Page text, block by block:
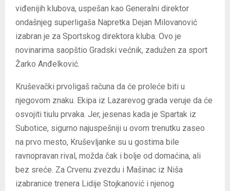
viđenijih klubova, uspešan kao Generalni direktor
ondašnjeg superligaša Napretka Dejan Milovanović
izabran je za Sportskog direktora kluba. Ovo je
novinarima saopštio Gradski većnik, zadužen za sport
Žarko Anđelković.
Kruševački prvoligaš računa da će proleće biti u
njegovom znaku. Ekipa iz Lazarevog grada veruje da će
osvojiti tiulu prvaka. Jer, jesenas kada je Spartak iz
Subotice, sigurno najuspešniji u ovom trenutku zaseo
na prvo mesto, Kruševljanke su u gostima bile
ravnopravan rival, možda čak i bolje od domaćina, ali
bez sreće. Za Crvenu zvezdu i Mašinac iz Niša
izabranice trenera Lidije Stojkanović i njenog